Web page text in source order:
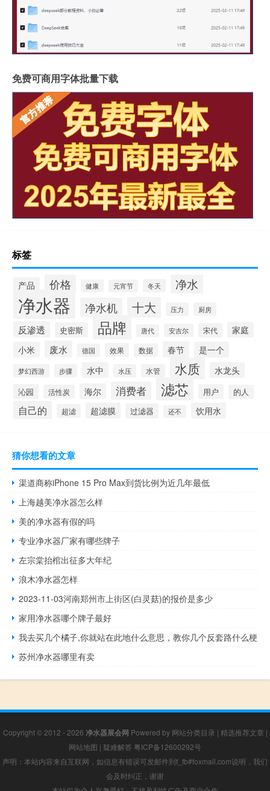
免费可商用字体批量下载
标签
产品 价格 健康 元宵节 冬天 净水
净水器 净水机 十大 压力 厨房
反渗透 史密斯 品牌 唐代 安吉尔 宋代
家庭
小米
废水 德国 效果 数据 春节 是一个
梦幻西游 步骤 水中 水压 水管 水质 水龙头
沁园 活性炭 海尔 消费者 滤芯 用户 的人
自己的 超滤 超滤膜 过滤器 还不 饮用水
猜你想看的文章
渠道商称iPhone 15 Pro Max到货比例为近几年最低
上海越美净水器怎么样
美的净水器有假的吗
专业净水器厂家有哪些牌子
左宗棠抬棺出征多大年纪
浪木净水器怎样
2023-11-03河南郑州市上街区(白灵菇)的报价是多少
家用净水器哪个牌子最好
我去买几个橘子,你就站在此地什么意思，教你几个反套路什么梗
苏州净水器哪里有卖
Copyright © 2012 - 2026 净水器展会网 Powered by 网站分类目录 | 精选推荐文章 |
网站地图 | 疑难解答 粤ICP备12600292号
声明：本站内容来自互联网，如信息有错误可发邮件到f_fb#foxmail.com说明，我们
会及时纠正，谢谢